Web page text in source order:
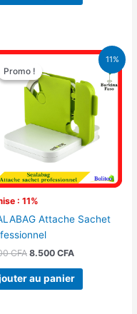
11%
Promo !
: 11%
Promo !
Attache Sachet
CFA
Le
prix
initial
était :
9.500 CFA.
8.500 CFA
Le
actuel
est :
8.500 CFA.
au panier